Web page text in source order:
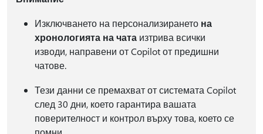
Изключването на персонализирането на
хронологията на чатаизтрива всички
изводи, направени от Copilot от предишни
чатове.
Тези данни се премахват от системата Copilot
след 30 дни, което гарантира вашата
поверителност и контрол върху това, което се